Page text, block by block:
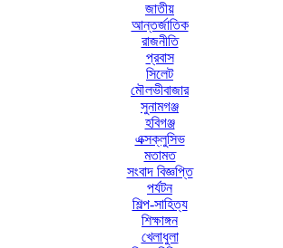
জাতীয়
আন্তর্জাতিক
রাজনীতি
প্রবাস
সিলেট
মৌলভীবাজার
সুনামগঞ্জ
হবিগঞ্জ
এক্সক্লুসিভ
মতামত
সংবাদ বিজ্ঞপ্তি
পর্যটন
শিল্প-সাহিত্য
শিক্ষাঙ্গন
খেলাধুলা